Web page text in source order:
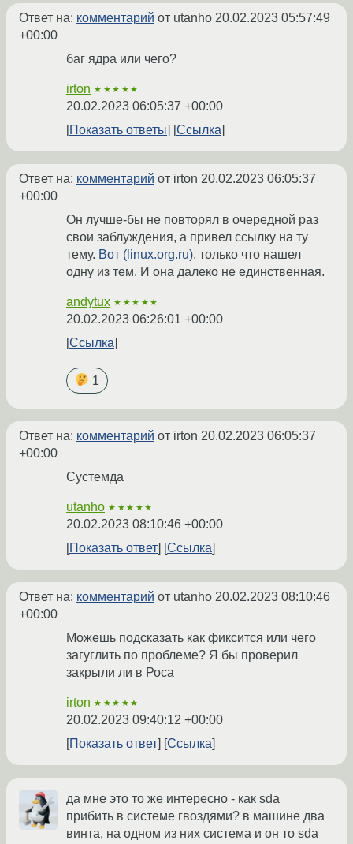
Ответ на: комментарий от utanho 20.02.2023 05:57:49
+00:00
баг ядра или чего?
irton ★★★★★
20.02.2023 06:05:37 +00:00
Показать ответы
Ссылка
Ответ на: комментарий от irton 20.02.2023 06:05:37
+00:00
Он лучше-бы не повторял в очередной раз
свои заблуждения, а привел ссылку на ту
тему. Вот (linux.org.ru), только что нашел
одну из тем. И она далеко не единственная.
andytux ★★★★★
20.02.2023 06:26:01 +00:00
Ссылка
1
Ответ на: комментарий от irton 20.02.2023 06:05:37
+00:00
Сустемда
utanho ★★★★★
20.02.2023 08:10:46 +00:00
Показать ответ
Ссылка
Ответ на: комментарий от utanho 20.02.2023 08:10:46
+00:00
Можешь подсказать как фиксится или чего
загуглить по проблеме? Я бы проверил
закрыли ли в Роса
irton ★★★★★
20.02.2023 09:40:12 +00:00
Показать ответ
Ссылка
да мне это то же интересно - как sda
прибить в системе гвоздями? в машине два
винта, на одном из них система и он то sda